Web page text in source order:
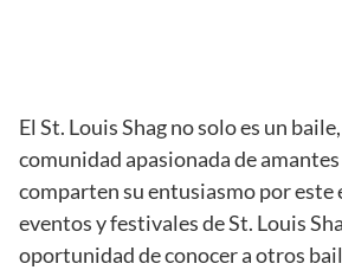
El St. Louis Shag no solo es un
comunidad apasionada de
comparten su entusiasmo por este
eventos y festivales de St. Louis
oportunidad de conocer a otros